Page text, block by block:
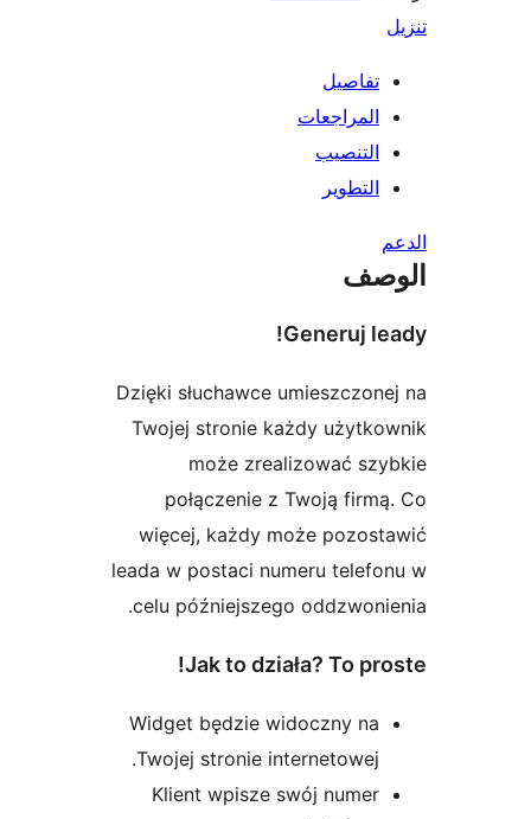
Dzięki słuchawce
Twojej stronie każdy
może zrealizować
połączenie z Twoją
więcej, każdy może
leada w postaci numeru
celu późniejszego
Jak to działa? To
Widget będzie widoczny na
Twojej stronie internetowej.
Klient wpisze swój numer